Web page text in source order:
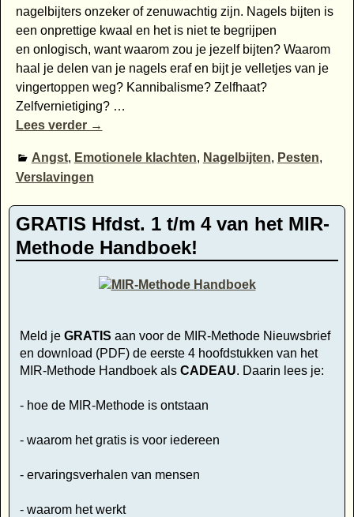
nagelbijters onzeker of zenuwachtig zijn. Nagels bijten is
een onprettige kwaal en het is niet te begrijpen
en onlogisch, want waarom zou je jezelf bijten? Waarom
haal je delen van je nagels eraf en bijt je velletjes van je
vingertoppen weg? Kannibalisme? Zelfhaat?
Zelfvernietiging? …
Lees verder →
Angst, Emotionele klachten, Nagelbijten, Pesten,
Verslavingen
GRATIS Hfdst. 1 t/m 4 van het MIR-
Methode Handboek!
Meld je GRATIS aan voor de MIR-Methode Nieuwsbrief
en download (PDF) de eerste 4 hoofdstukken van het
MIR-Methode Handboek als CADEAU. Daarin lees je:
- hoe de MIR-Methode is ontstaan
- waarom het gratis is voor iedereen
- ervaringsverhalen van mensen
- waarom het werkt